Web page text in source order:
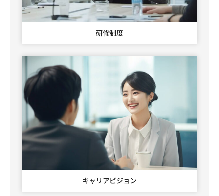
研修制度
キャリアビジョン